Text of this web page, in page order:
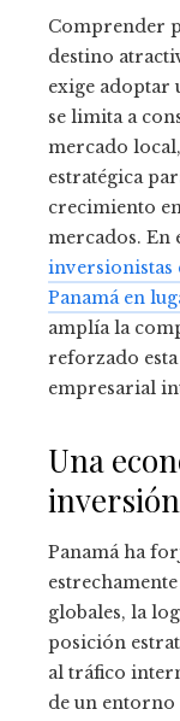
Comprender
destino
exige adoptar
se limita a
mercado
estratégica
crecimiento
mercados. En
inversionistas
Panamá en
amplía la
reforzado
empresarial
Una
Panamá ha
globales, la
posición
al tráfico
de un